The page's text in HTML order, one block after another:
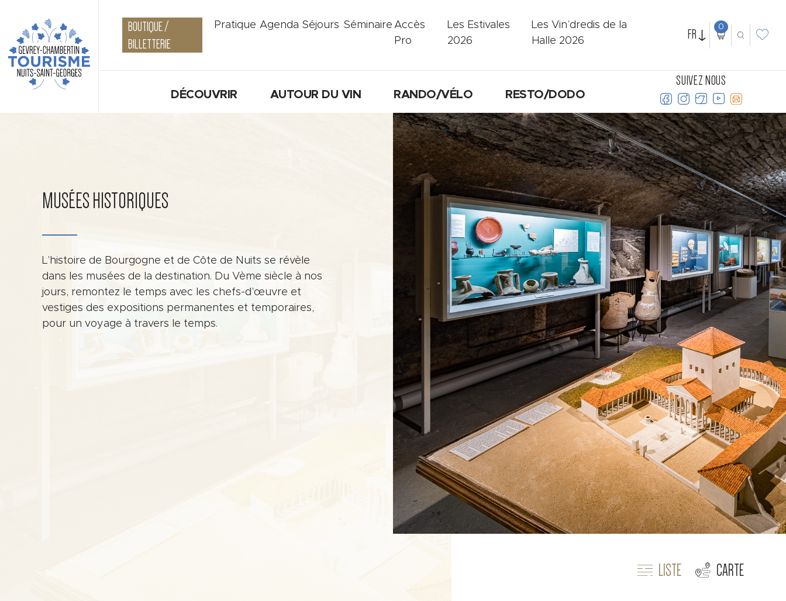
BOUTIQUE /
BILLETTERIE
Pratique Agenda Séjours Séminaire Accès
Pro
Les Estivales
2026
Les Vin’dredis de la
Halle 2026
FR 0
DÉCOUVRIR AUTOUR DU VIN RANDO/VÉLO RESTO/DODO
SUIVEZ NOUS
MUSÉES HISTORIQUES
L’histoire de Bourgogne et de Côte de Nuits se révèle
dans les musées de la destination. Du Vème siècle à nos
jours, remontez le temps avec les chefs-d’œuvre et
vestiges des expositions permanentes et temporaires,
pour un voyage à travers le temps.
LISTE CARTE